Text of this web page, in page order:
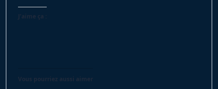
J’aime ça :
Vous pourriez aussi aimer